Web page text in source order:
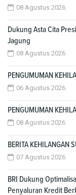
08 Agustus 2026
Dukung Asta Cita
Jagung
08 Agustus 2026
PENGUMUMAN
06 Agustus 2026
PENGUMUMAN
08 Agustus 2026
BERITA KEHILANGAN
07 Agustus 2026
BRI Dukung
Penyaluran Kredit